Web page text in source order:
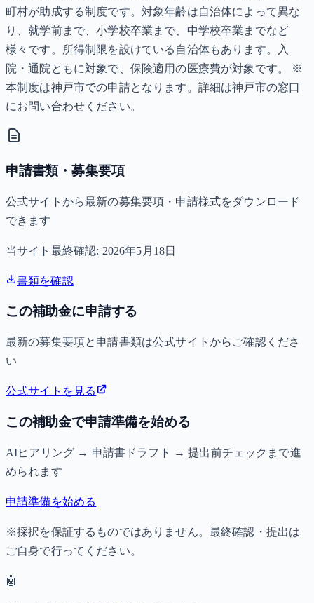
町村が助成する制度です。対象年齢は自治体によって異な
り、就学前まで、小学校卒業まで、中学校卒業までなど
様々です。所得制限を設けている自治体もあります。入
院・通院ともに対象で、保険適用の医療費が対象です。 ※
本制度は神戸市での申請となります。詳細は神戸市の窓口
にお問い合わせください。
申請書類・募集要項
公式サイトから最新の募集要項・申請様式をダウンロード
できます
当サイト最終確認: 2026年5月18日
書類を確認
この補助金に申請する
最新の募集要項と申請書類は公式サイトからご確認くださ
い
公式サイトを見る
この補助金で申請準備を始める
AIヒアリング → 申請書ドラフト → 提出前チェックまで進
められます
申請準備を始める
※採択を保証するものではありません。最終確認・提出は
ご自身で行ってください。
🤖